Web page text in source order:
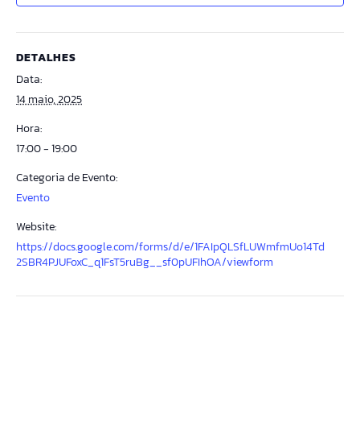
DETALHES
Data:
14 maio, 2025
Hora:
17:00 - 19:00
Categoria de Evento:
Evento
Website:
https://docs.google.com/forms/d/e/1FAIpQLSfLUWmfmUo14Td
2SBR4PJUFoxC_q1FsT5ruBg__sf0pUFIhOA/viewform